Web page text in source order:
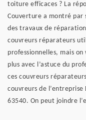
toiture efficaces ? La
Couverture a montré par
des travaux de
couvreurs réparateurs
professionnelles, mais
plus avec l’astuce du
ces couvreurs
couvreurs de l’entreprise
63540. On peut joindre